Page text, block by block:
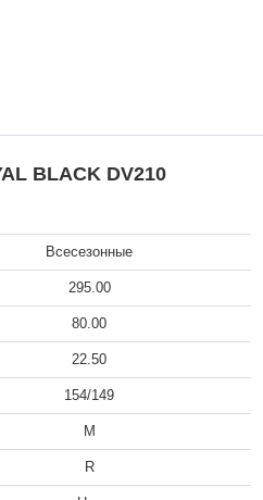
BLACK DV210
Всесезонные
295.00
80.00
22.50
154/149
M
R